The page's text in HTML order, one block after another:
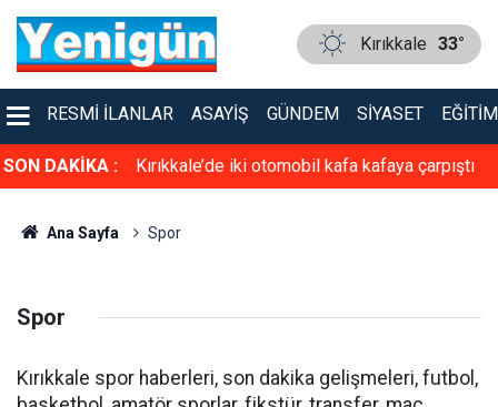
Kırıkkale 33°
RESMI İLANLAR ASAYIŞ GÜNDEM SIYASET EĞITIM
SON DAKİKA :
çarpıştı TSO’ya güçlü aday: Erol Ayan! Toptan ve
Ana Sayfa Spor
Spor
Kırıkkale spor haberleri, son dakika gelişmeleri, futbol,